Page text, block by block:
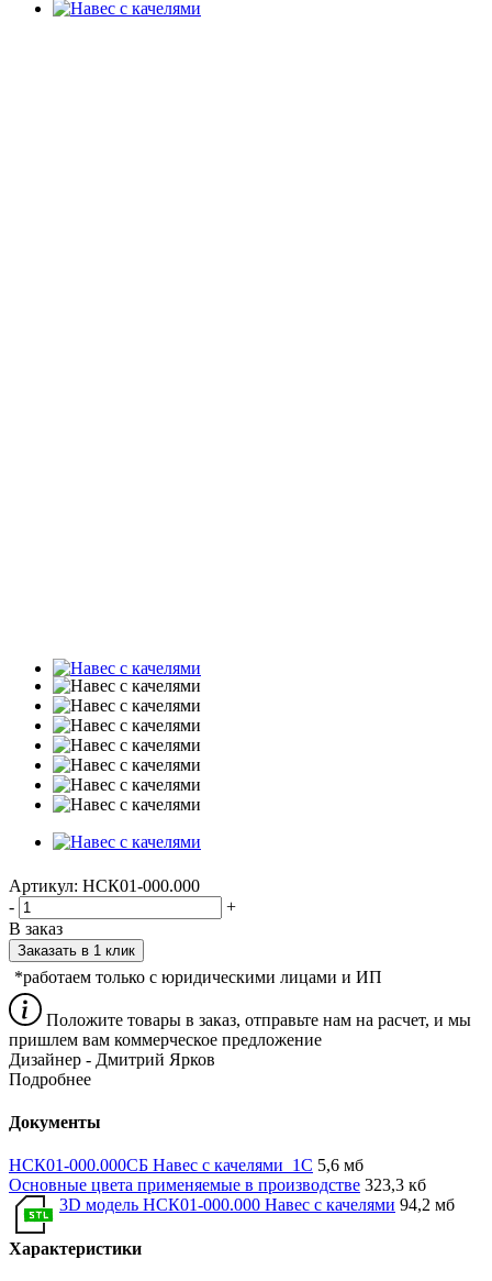
Артикул: НСК01-000.000
-
+
В заказ
Заказать в 1 клик
*работаем только с юридическими лицами и ИП
Положите товары в заказ, отправьте нам на расчет, и мы
пришлем вам коммерческое предложение
Дизайнер - Дмитрий Ярков
Подробнее
Документы
НСК01-000.000СБ Навес с качелями_1С 5,6 мб
Основные цвета применяемые в производстве 323,3 кб
3D модель НСК01-000.000 Навес с качелями 94,2 мб
Характеристики